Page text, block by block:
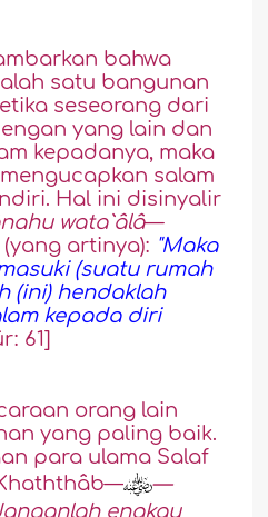
bahwa
satu bangunan
seseorang dari
yang lain dan
kepadanya, maka
salam
Hal ini disinyalir
wata`âlâ—
artinya): "Maka
(suatu rumah
(ini) hendaklah
kepada diri
61]
orang lain
yang paling baik.
para ulama Salaf
—
engkau